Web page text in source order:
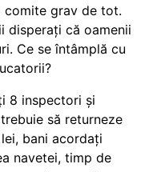
comite grav de tot.
disperați că oamenii
Ce se întâmplă cu
8 inspectori și
să returneze
bani acordați
navetei, timp de